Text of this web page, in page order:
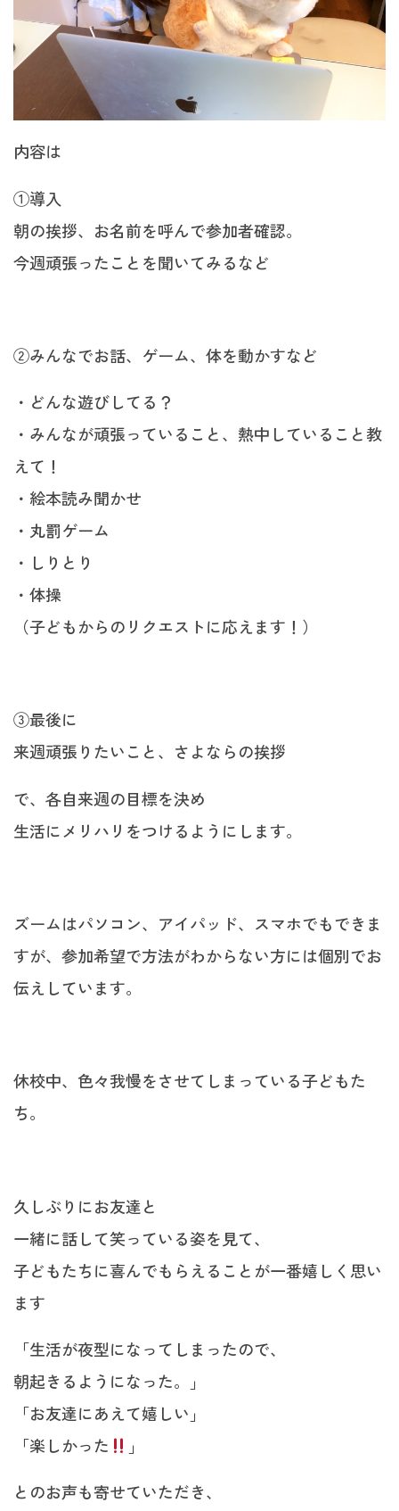
内容は
①導入
朝の挨拶、お名前を呼んで参加者確認。
今週頑張ったことを聞いてみるなど
②みんなでお話、ゲーム、体を動かすなど
・どんな遊びしてる？
・みんなが頑張っていること、熱中していること教
えて！
・絵本読み聞かせ
・丸罰ゲーム
・しりとり
・体操
（子どもからのリクエストに応えます！）
③最後に
来週頑張りたいこと、さよならの挨拶
で、各自来週の目標を決め
生活にメリハリをつけるようにします。
ズームはパソコン、アイパッド、スマホでもできま
すが、参加希望で方法がわからない方には個別でお
伝えしています。
休校中、色々我慢をさせてしまっている子どもた
ち。
久しぶりにお友達と
一緒に話して笑っている姿を見て、
子どもたちに喜んでもらえることが一番嬉しく思い
ます
「生活が夜型になってしまったので、
朝起きるようになった。」
「お友達にあえて嬉しい」
「楽しかった
」
とのお声も寄せていただき、